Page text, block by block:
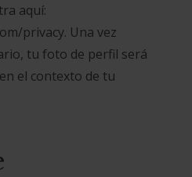
aquí:
privacy. Una vez
tu foto de perfil será
el contexto de tu